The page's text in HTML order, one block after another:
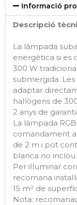
Informació
Descripció
La làmpada
energètica si es
300 W
submergida.
adaptar
hal·lògens de
2 anys de
La làmpada
comandament
de 2 m i pot
blanca no
Per il·luminar
recomana
15 m² de
Nota: